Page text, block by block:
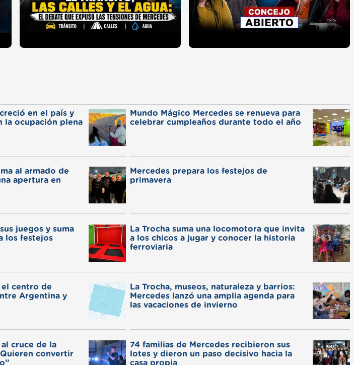
en el país y
la ocupación plena
Mundo Mágico Mercedes se renueva para
celebrar cumpleaños durante todo el año
al armado de
apertura en
Mercedes prepara los festejos de
primavera
juegos y suma
los festejos
La Trocha suma una locomotora que invita
a los chicos a jugar y conocer la historia
ferroviaria
centro de
Argentina y
La Trocha, museos, naturaleza y barrios:
Mercedes lanzó una amplia agenda para
las vacaciones de invierno
al cruce de la
convertir
74 familias de Mercedes recibieron sus
lotes y dieron un paso decisivo hacia la
casa propia